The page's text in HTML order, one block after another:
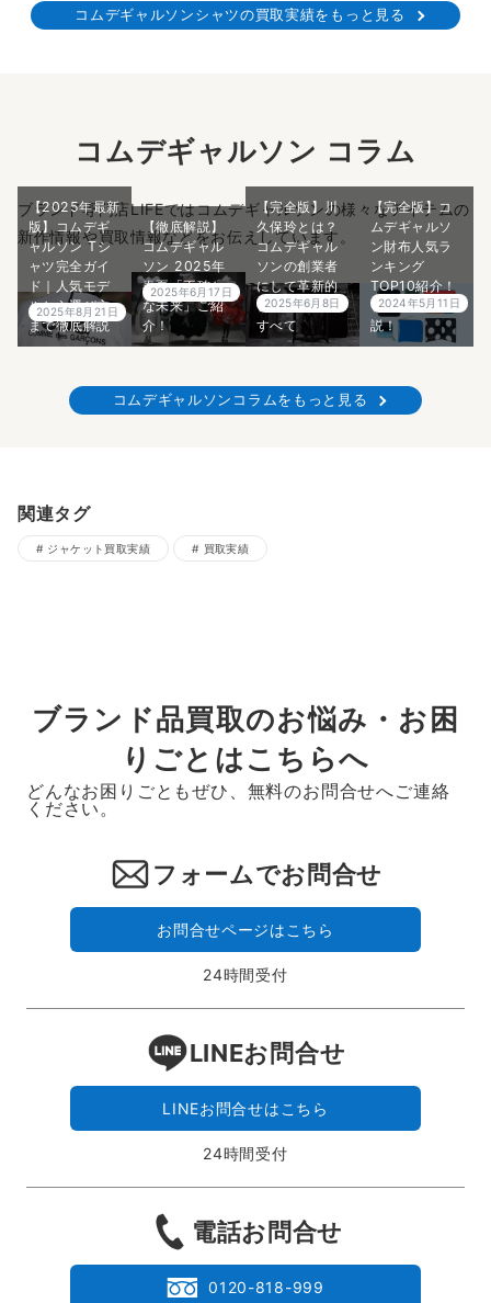
コムデギャルソンシャツの買取実績をもっと見る
コムデギャルソン コラム
ブランド専門店LIFEではコムデギャルソンの様々なアイテムの
新作情報や買取情報などをお伝えしています。
【2025年最新
版】コムデギ
ャルソン Tシ
ャツ完全ガイ
ド｜人気モデ
ルから選び方
まで徹底解説
2025年8月21日
【徹底解説】
コムデギャル
ソン 2025年
春夏「不確か
な未来」ご紹
介！
2025年6月17日
【完全版】川
久保玲とは？
コムデギャル
ソンの創業者
にして革新的
デザイナーの
すべて
2025年6月8日
【完全版】コ
ムデギャルソ
ン財布人気ラ
ンキング
TOP10紹介！
プロが5分で解
説！
2024年5月11日
コムデギャルソンコラムをもっと見る
関連タグ
ジャケット買取実績 買取実績
ブランド品買取のお悩み・お困
りごとはこちらへ
どんなお困りごともぜひ、無料のお問合せへご連絡
ください。
フォームでお問合せ
お問合せページはこちら
24時間受付
LINEお問合せ
LINEお問合せはこちら
24時間受付
電話お問合せ
0120-818-999